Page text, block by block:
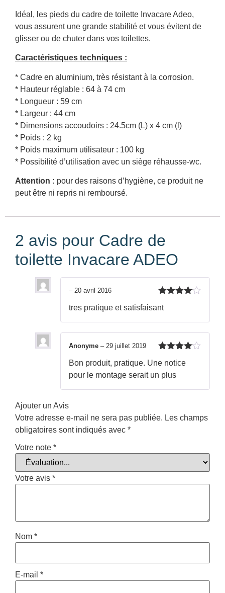
Idéal, les pieds du cadre de toilette Invacare Adeo,
vous assurent une grande stabilité et vous évitent de
glisser ou de chuter dans vos toilettes.
Caractéristiques techniques :
* Cadre en aluminium, très résistant à la corrosion.
* Hauteur réglable : 64 à 74 cm
* Longueur : 59 cm
* Largeur : 44 cm
* Dimensions accoudoirs : 24.5cm (L) x 4 cm (l)
* Poids : 2 kg
* Poids maximum utilisateur : 100 kg
* Possibilité d’utilisation avec un siège réhausse-wc.
Attention : pour des raisons d’hygiène, ce produit ne
peut être ni repris ni remboursé.
2 avis pour Cadre de
toilette Invacare ADEO
sur 5
– 20 avril 2016
tres pratique et satisfaisant
sur 5
Anonyme – 29 juillet 2019
Bon produit, pratique. Une notice
pour le montage serait un plus
Ajouter un Avis
Votre adresse e-mail ne sera pas publiée. Les champs
obligatoires sont indiqués avec *
Votre note *
Votre avis *
Nom *
E-mail *